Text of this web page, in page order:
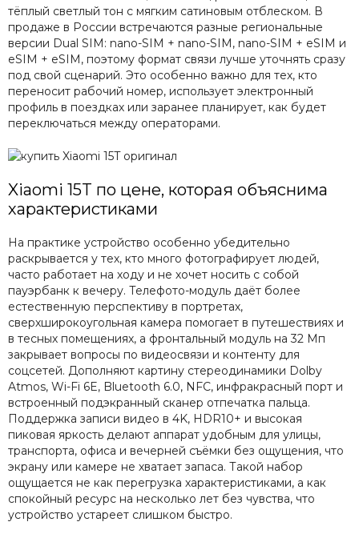
тёплый светлый тон с мягким сатиновым отблеском. В
продаже в России встречаются разные региональные
версии Dual SIM: nano-SIM + nano-SIM, nano-SIM + eSIM и
eSIM + eSIM, поэтому формат связи лучше уточнять сразу
под свой сценарий. Это особенно важно для тех, кто
переносит рабочий номер, использует электронный
профиль в поездках или заранее планирует, как будет
переключаться между операторами.
Xiaomi 15T по цене, которая объяснима
характеристиками
На практике устройство особенно убедительно
раскрывается у тех, кто много фотографирует людей,
часто работает на ходу и не хочет носить с собой
пауэрбанк к вечеру. Телефото-модуль даёт более
естественную перспективу в портретах,
сверхширокоугольная камера помогает в путешествиях и
в тесных помещениях, а фронтальный модуль на 32 Мп
закрывает вопросы по видеосвязи и контенту для
соцсетей. Дополняют картину стереодинамики Dolby
Atmos, Wi-Fi 6E, Bluetooth 6.0, NFC, инфракрасный порт и
встроенный подэкранный сканер отпечатка пальца.
Поддержка записи видео в 4K, HDR10+ и высокая
пиковая яркость делают аппарат удобным для улицы,
транспорта, офиса и вечерней съёмки без ощущения, что
экрану или камере не хватает запаса. Такой набор
ощущается не как перегрузка характеристиками, а как
спокойный ресурс на несколько лет без чувства, что
устройство устареет слишком быстро.